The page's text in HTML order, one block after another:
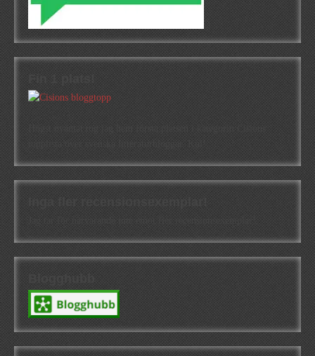
Fin 1 plats!
Högst oväntat tog jag hem första platsen i kategorin Cisions
Inga fler recensionsexemplar!